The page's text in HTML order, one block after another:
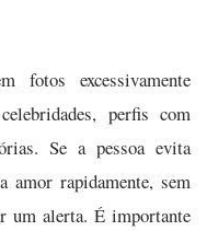
fotos excessivamente
perfis com
Se a pessoa evita
amor rapidamente, sem
um alerta. É importante